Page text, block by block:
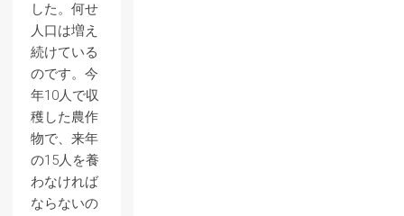
した。何せ
人口は増え
続けている
のです。今
年10人で収
穫した農作
物で、来年
の15人を養
わなければ
ならないの